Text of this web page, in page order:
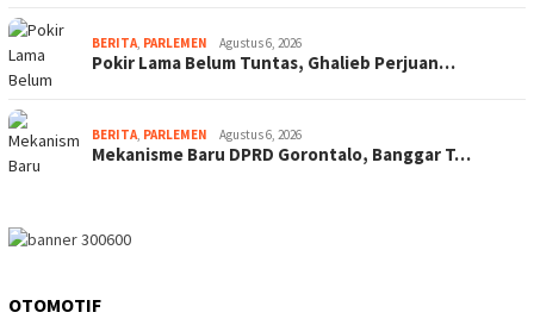
BERITA, PARLEMEN Agustus 6, 2026
Pokir Lama Belum Tuntas, Ghalieb Perjuan…
BERITA, PARLEMEN Agustus 6, 2026
Mekanisme Baru DPRD Gorontalo, Banggar T…
OTOMOTIF